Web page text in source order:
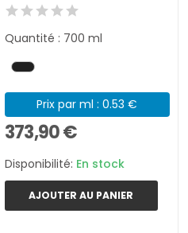
Quantité : 700 ml
Prix par ml : 0.53 €
373,90 €
Disponibilité: En stock
AJOUTER AU PANIER